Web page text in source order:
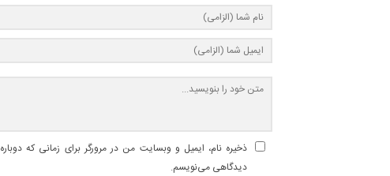
ذخیره نام، ایمیل و وبسایت من در مرورگر برای زمانی که دوباره
دیدگاهی می‌نویسم.